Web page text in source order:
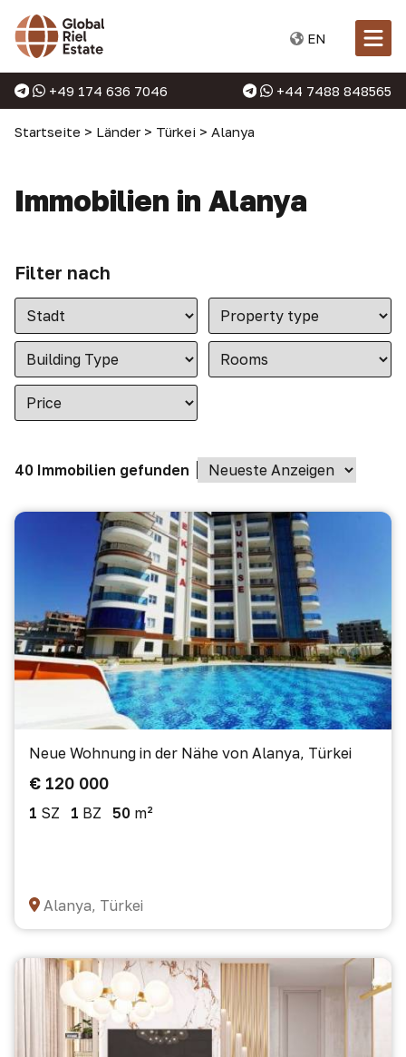
EN
+49 174 636 7046 +44 7488 848565
Startseite > Länder > Türkei > Alanya
Immobilien in Alanya
Filter nach
40 Immobilien gefunden
Neue Wohnung in der Nähe von Alanya, Türkei
€ 120 000
1 SZ 1 BZ 50 m²
Alanya, Türkei